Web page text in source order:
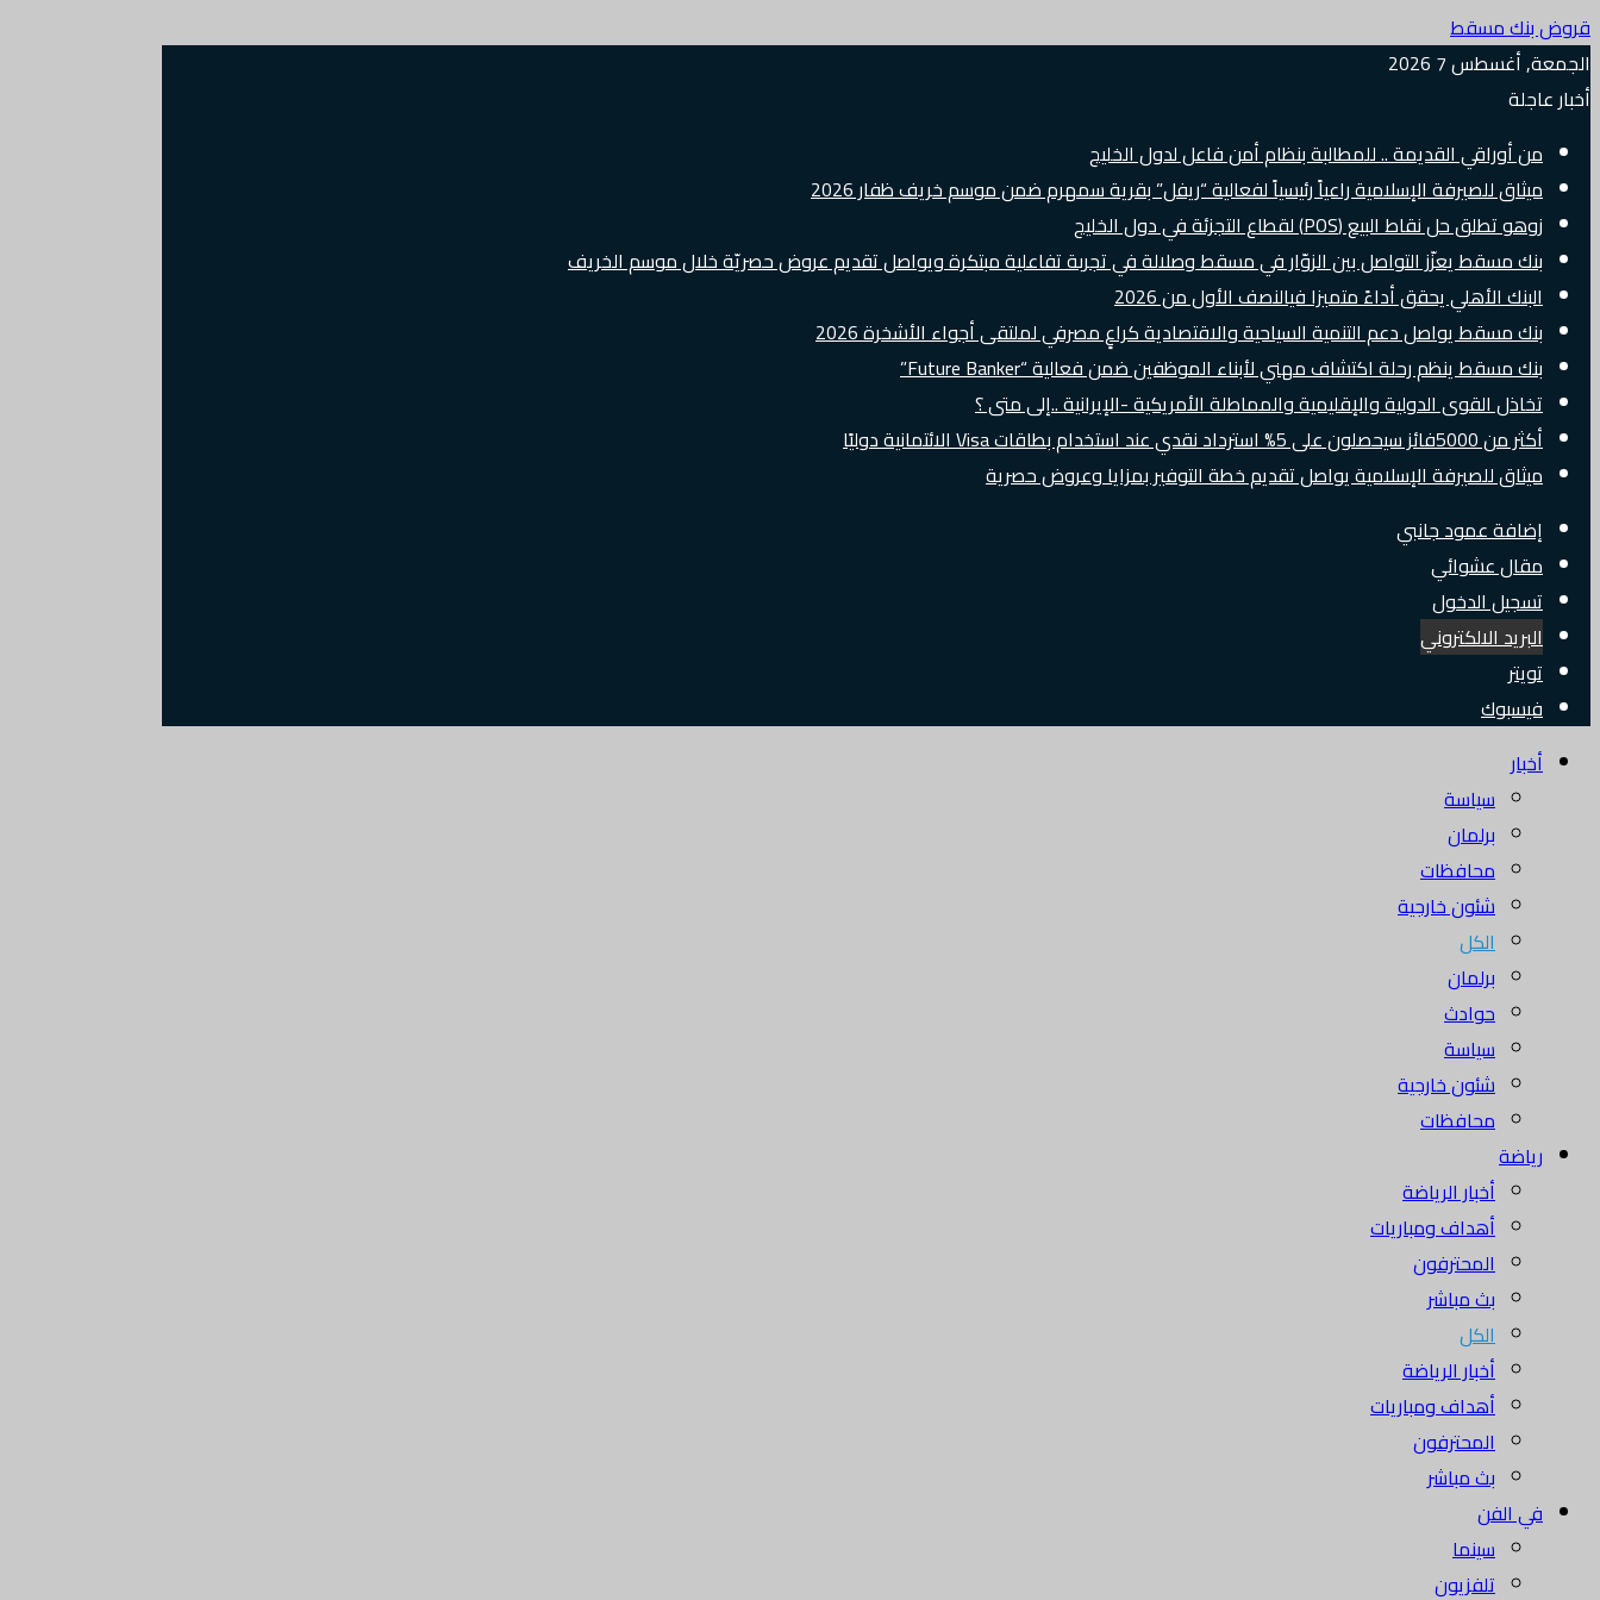
قروض بنك مسقط
الجمعة, أغسطس 7 2026
أخبار عاجلة
من أوراقي القديمة .. للمطالبة بنظام أمن فاعل لدول الخليج
ميثاق للصيرفة الإسلامية راعياً رئيسياً لفعالية “ريفل” بقرية سمهرم ضمن موسم خريف ظفار 2026
زوهو تطلق حل نقاط البيع (POS) لقطاع التجزئة في دول الخليج
بنك مسقط يعزّز التواصل بين الزوّار في مسقط وصلالة في تجربة تفاعلية مبتكرة ويواصل تقديم عروض حصريّة خلال موسم الخريف
البنك الأهلي يحقق أداءً متميزا فيالنصف الأول من 2026
بنك مسقط يواصل دعم التنمية السياحية والاقتصادية كراعٍ مصرفي لملتقى أجواء الأشخرة 2026
بنك مسقط ينظم رحلة اكتشاف مهني لأبناء الموظفين ضمن فعالية “Future Banker”
تخاذل القوى الدولية والإقليمية والمماطلة الأمريكية -الإيرانية ..إلى متى ؟
أكثر من 5000فائز سيحصلون على 5% استرداد نقدي عند استخدام بطاقات Visa الائتمانية دوليًا
ميثاق للصيرفة الإسلامية يواصل تقديم خطة التوفير بمزايا وعروض حصرية
إضافة عمود جانبي
مقال عشوائي
تسجيل الدخول
البريد الالكتروني
تويتر
فيسبوك
أخبار
سياسة
برلمان
محافظات
شئون خارجية
الكل
برلمان
حوادث
سياسة
شئون خارجية
محافظات
رياضة
أخبار الرياضة
أهداف ومباريات
المحترفون
بث مباشر
الكل
أخبار الرياضة
أهداف ومباريات
المحترفون
بث مباشر
في الفن
سينما
تلفزيون